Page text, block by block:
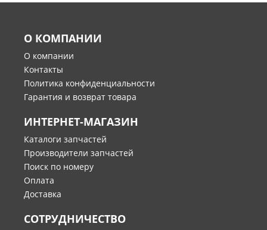
О КОМПАНИИ
О компании
Контакты
Политика конфиденциальности
Гарантия и возврат товара
ИНТЕРНЕТ-МАГАЗИН
Каталоги запчастей
Производители запчастей
Поиск по номеру
Оплата
Доставка
СОТРУДНИЧЕСТВО